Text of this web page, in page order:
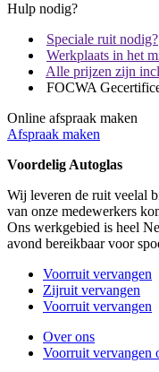
Hulp nodig?
Speciale ruit nodig?
Werkplaats in het
Alle prijzen zijn
FOCWA
Online afspraak maken
Afspraak maken
Voordelig Autoglas
Wij leveren de ruit veelal
van onze medewerkers
Ons werkgebied is heel
avond bereikbaar voor
Voorruit vervangen
Zijruit vervangen
Voorruit vervangen
Over ons
Voorruit vervangen